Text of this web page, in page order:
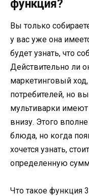
функция?
Вы только
у вас уже она
будет узнать, что
Действительно ли
маркетинговый
потребителей, но
мультиварки
внизу. Этого
блюда, но когда
хочется узнать,
определенную
Что такое функция